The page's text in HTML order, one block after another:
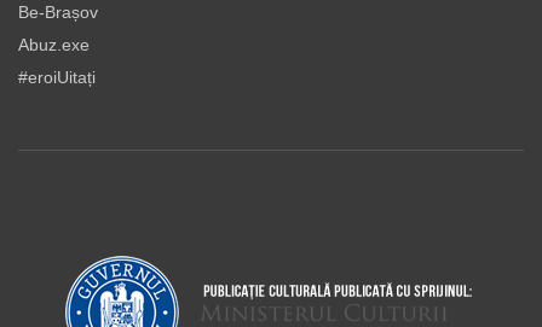
Be-Brașov
Abuz.exe
#eroiUitați